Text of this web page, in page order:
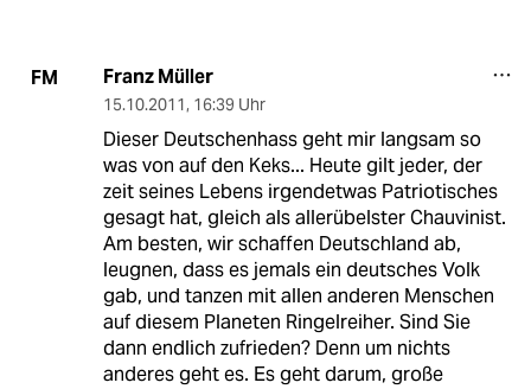
FM Franz Müller
15.10.2011, 16:39 Uhr
Dieser Deutschenhass geht mir langsam so
was von auf den Keks... Heute gilt jeder, der
zeit seines Lebens irgendetwas Patriotisches
gesagt hat, gleich als allerübelster Chauvinist.
Am besten, wir schaffen Deutschland ab,
leugnen, dass es jemals ein deutsches Volk
gab, und tanzen mit allen anderen Menschen
auf diesem Planeten Ringelreiher. Sind Sie
dann endlich zufrieden? Denn um nichts
anderes geht es. Es geht darum, große